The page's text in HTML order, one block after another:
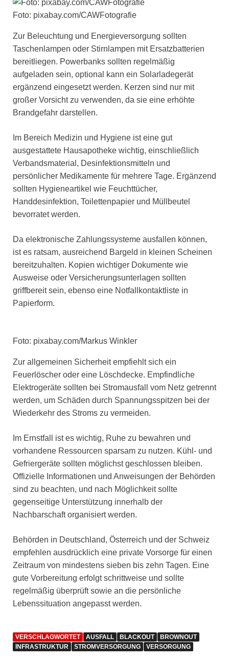
Foto: pixabay.com/CAWFotografie
Zur Beleuchtung und Energieversorgung sollten
Taschenlampen oder Stirnlampen mit Ersatzbatterien
bereitliegen. Powerbanks sollten regelmäßig
aufgeladen sein, optional kann ein Solarladegerät
ergänzend eingesetzt werden. Kerzen sind nur mit
großer Vorsicht zu verwenden, da sie eine erhöhte
Brandgefahr darstellen.
Im Bereich Medizin und Hygiene ist eine gut
ausgestattete Hausapotheke wichtig, einschließlich
Verbandsmaterial, Desinfektionsmitteln und
persönlicher Medikamente für mehrere Tage. Ergänzend
sollten Hygieneartikel wie Feuchttücher,
Handdesinfektion, Toilettenpapier und Müllbeutel
bevorratet werden.
Da elektronische Zahlungssysteme ausfallen können,
ist es ratsam, ausreichend Bargeld in kleinen Scheinen
bereitzuhalten. Kopien wichtiger Dokumente wie
Ausweise oder Versicherungsunterlagen sollten
griffbereit sein, ebenso eine Notfallkontaktliste in
Papierform.
Foto: pixabay.com/Markus Winkler
Zur allgemeinen Sicherheit empfiehlt sich ein
Feuerlöscher oder eine Löschdecke. Empfindliche
Elektrogeräte sollten bei Stromausfall vom Netz getrennt
werden, um Schäden durch Spannungsspitzen bei der
Wiederkehr des Stroms zu vermeiden.
Im Ernstfall ist es wichtig, Ruhe zu bewahren und
vorhandene Ressourcen sparsam zu nutzen. Kühl- und
Gefriergeräte sollten möglichst geschlossen bleiben.
Offizielle Informationen und Anweisungen der Behörden
sind zu beachten, und nach Möglichkeit sollte
gegenseitige Unterstützung innerhalb der
Nachbarschaft organisiert werden.
Behörden in Deutschland, Österreich und der Schweiz
empfehlen ausdrücklich eine private Vorsorge für einen
Zeitraum von mindestens sieben bis zehn Tagen. Eine
gute Vorbereitung erfolgt schrittweise und sollte
regelmäßig überprüft sowie an die persönliche
Lebenssituation angepasst werden.
VERSCHLAGWORTET AUSFALL BLACKOUT
BROWNOUT
INFRASTRUKTUR
STROMVERSORGUNG VERSORGUNG